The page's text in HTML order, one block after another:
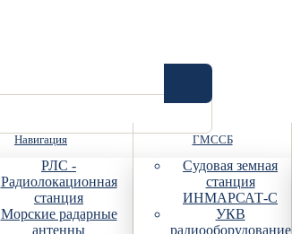
Навигация
РЛС -
Радиолокационная
станция
Морские радарные
антенны
ГМССБ
Судовая земная
станция
ИНМАРСАТ-С
УКВ
радиооборудование